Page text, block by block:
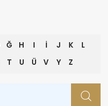
Ğ H I İ J K
L
T U Ü V Y Z